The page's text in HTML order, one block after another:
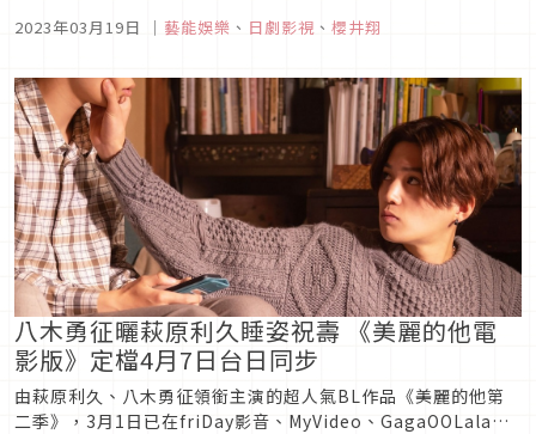
事，他笑說
2023年03月19日 ｜ 藝能娛樂 、 日劇影視 、 櫻井翔
八木勇征曬萩原利久睡姿祝壽 《美麗的他電
影版》定檔4月7日台日同步
由萩原利久、八木勇征領銜主演的超人氣BL作品《美麗的他第
二季》，3月1日已在friDay影音、MyVideo、GagaOOLala，